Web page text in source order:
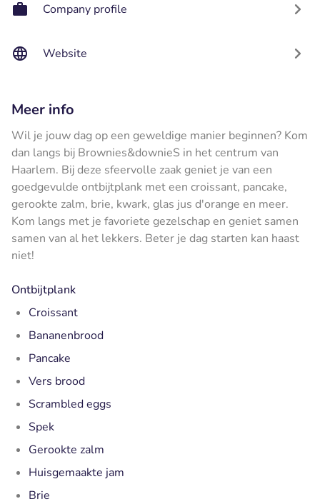
Company profile
Website
Meer info
Wil je jouw dag op een geweldige manier beginnen? Kom
dan langs bij Brownies&downieS in het centrum van
Haarlem. Bij deze sfeervolle zaak geniet je van een
goedgevulde ontbijtplank met een croissant, pancake,
gerookte zalm, brie, kwark, glas jus d'orange en meer.
Kom langs met je favoriete gezelschap en geniet samen
samen van al het lekkers. Beter je dag starten kan haast
niet!
Ontbijtplank
Croissant
Bananenbrood
Pancake
Vers brood
Scrambled eggs
Spek
Gerookte zalm
Huisgemaakte jam
Brie